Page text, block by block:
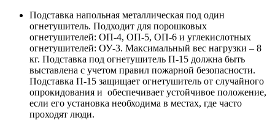
Подставка напольная металлическая под один
огнетушитель. Подходит для порошковых
огнетушителей: ОП-4, ОП-5, ОП-6 и углекислотных
огнетушителей: ОУ-3. Максимальный вес нагрузки – 8
кг. Подставка под огнетушитель П-15 должна быть
выставлена с учетом правил пожарной безопасности.
Подставка П-15 защищает огнетушитель от случайного
опрокидования и обеспечивает устойчивое положение,
если его установка необходима в местах, где часто
проходят люди.